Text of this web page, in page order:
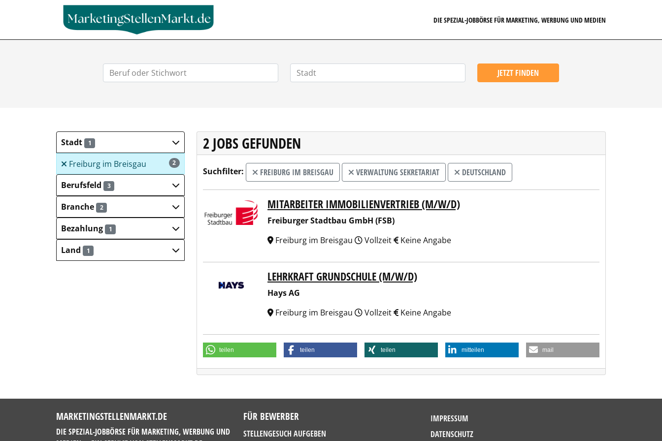
DIE SPEZIAL-JOBBÖRSE FÜR MARKETING, WERBUNG UND MEDIEN
JETZT FINDEN
Stadt 1
2
Freiburg im Breisgau
Berufsfeld
3
Branche 2
Bezahlung 1
Land 1
2 JOBS GEFUNDEN
Suchfilter: FREIBURG IM BREISGAU VERWALTUNG SEKRETARIAT DEUTSCHLAND
Freiburger Stadtbau GmbH (FSB)MITARBEITER IMMOBILIENVERTRIEB (M/W/D)
Freiburger Stadtbau GmbH (FSB)
Freiburg im Breisgau
Vollzeit Keine Angabe
LEHRKRAFT GRUNDSCHULE (M/W/D)
Hays AG
Freiburg im Breisgau
Vollzeit Keine Angabe
teilen teilen teilen mitteilen mail
MARKETINGSTELLENMARKT.DE
DIE SPEZIAL-JOBBÖRSE FÜR MARKETING, WERBUNG UND
FÜR BEWERBER
STELLENGESUCH AUFGEBEN
IMPRESSUM
DATENSCHUTZ